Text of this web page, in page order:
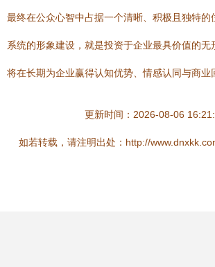
最终在公众心智中占据一个清晰、积极且独特的
系统的形象建设，就是投资于企业最具价值的
将在长期为企业赢得认知优势、情感认同与商业
更新时间：2026-08-06
如若转载，请注明出处：http://